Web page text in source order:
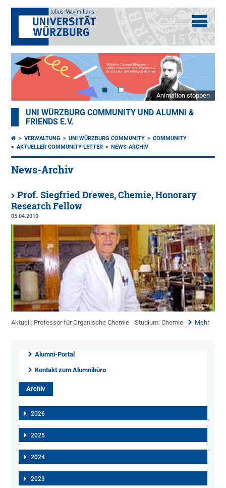
Animation stoppen
UNI WÜRZBURG COMMUNITY UND ALUMNI &
FRIENDS E.V.
VERWALTUNG UNI WÜRZBURG COMMUNITY
COMMUNITY
AKTUELLER COMMUNITY-LETTER
NEWS-ARCHIV
News-Archiv
Prof. Siegfried Drewes, Chemie, Honorary
Research Fellow
05.04.2010
Aktuell: Professor für Organische Chemie Studium: Chemie Mehr
Alumni-Portal
Kontakt zum Alumnibüro
Archiv
2026
2025
2024
2023